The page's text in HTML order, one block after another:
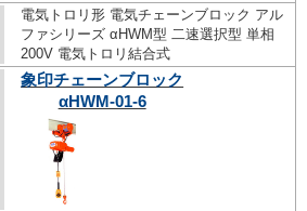
電気トロリ形 電気チェーンブロック アル
ファシリーズ αHWM型 二速選択型 単相
200V 電気トロリ結合式
象印チェーンブロック
αHWM-01-6